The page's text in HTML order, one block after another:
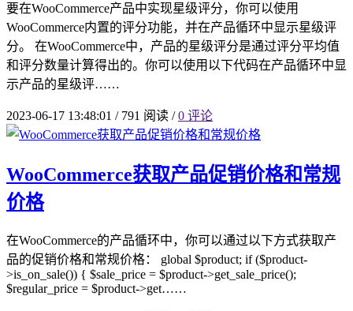
要在WooCommerce产品中实现星级评分，你可以使用
WooCommerce内置的评分功能，并在产品循环中显示星级评
分。 在WooCommerce中，产品的星级评分是通过评分平均值
和评分数量计算得出的。你可以使用以下代码在产品循环中显
示产品的星级评……
2023-06-17 13:48:01 /791 阅读 / 0 评论
WooCommerce获取产品促销价格和常规
价格
在WooCommerce的产品循环中，你可以通过以下方式获取产
品的促销价格和常规价格： global $product; if ($product-
>is_on_sale()) { $sale_price = $product->get_sale_price();
$regular_price = $product->get……